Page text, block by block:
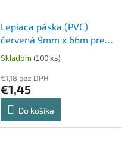
Lepiaca páska (PVC)
červená 9mm x 66m pre
zatvárací strojček 67999 [1
Skladom (100 ks)
€1,18 bez DPH
€1,45
Do košíka